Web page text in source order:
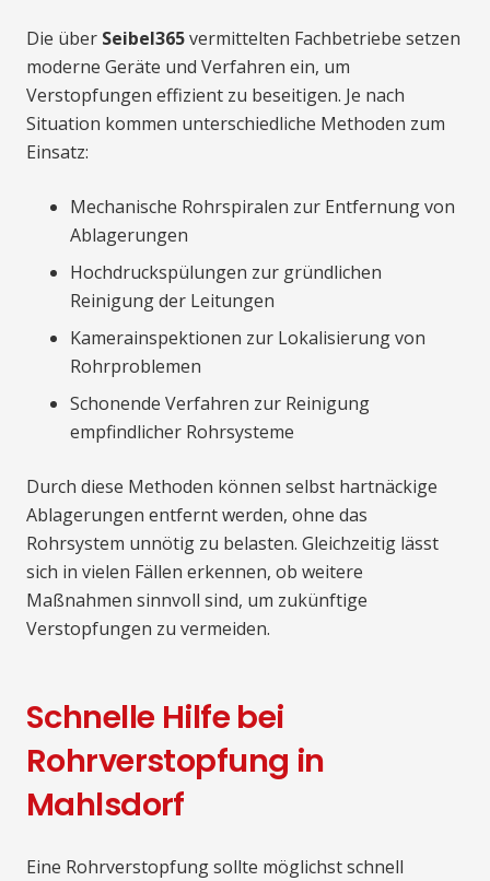
Die über Seibel365vermittelten Fachbetriebe setzen
moderne Geräte und Verfahren ein, um
Verstopfungen effizient zu beseitigen. Je nach
Situation kommen unterschiedliche Methoden zum
Einsatz:
Mechanische Rohrspiralen zur Entfernung von
Ablagerungen
Hochdruckspülungen zur gründlichen
Reinigung der Leitungen
Kamerainspektionen zur Lokalisierung von
Rohrproblemen
Schonende Verfahren zur Reinigung
empfindlicher Rohrsysteme
Durch diese Methoden können selbst hartnäckige
Ablagerungen entfernt werden, ohne das
Rohrsystem unnötig zu belasten. Gleichzeitig lässt
sich in vielen Fällen erkennen, ob weitere
Maßnahmen sinnvoll sind, um zukünftige
Verstopfungen zu vermeiden.
Schnelle Hilfe bei
Rohrverstopfung in
Mahlsdorf
Eine Rohrverstopfung sollte möglichst schnell